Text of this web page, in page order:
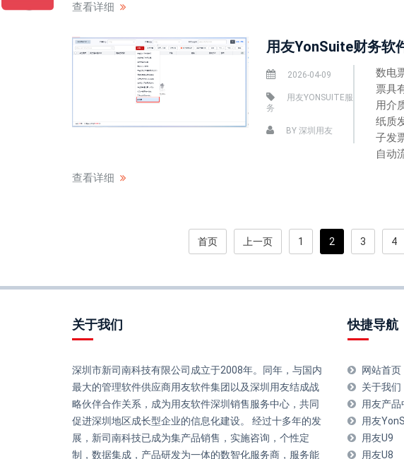
查看详细
用友YonSuite财务软
2026-04-09
用友YONSUITE服
务
BY 深圳用友
数电
票具
用介
纸质
子发
自动
查看详细
首页 上一页 1 2 3 4
关于我们
深圳市新司南科技有限公司成立于2008年。同年，与国内
最大的管理软件供应商用友软件集团以及深圳用友结成战
略伙伴合作关系，成为用友软件深圳销售服务中心，共同
促进深圳地区成长型企业的信息化建设。 经过十多年的发
展，新司南科技已成为集产品销售，实施咨询，个性定
制，数据集成，产品研发为一体的数智化服务商，服务能
快捷导航
网站首页
关于我们
用友产品
用友
用友U9
用友U8